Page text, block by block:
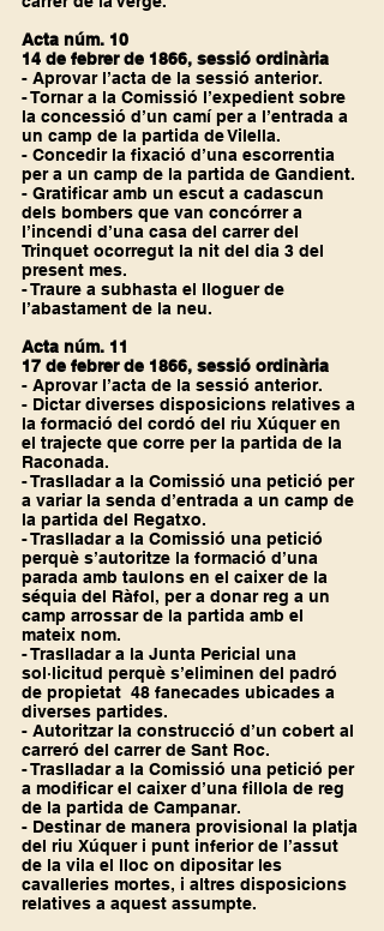
Acta núm. 10
14 de febrer de 1866, sessió ordinària
- Aprovar l’acta de la sessió anterior.
- Tornar a la Comissió l’expedient sobre
la concessió d’un camí per a l’entrada a
un camp de la partida de Vilella.
- Concedir la fixació d’una escorrentia
per a un camp de la partida de Gandient.
- Gratificar amb un escut a cadascun
dels bombers que van concórrer a
l’incendi d’una casa del carrer del
Trinquet ocorregut la nit del dia 3 del
present mes.
- Traure a subhasta el lloguer de
l’abastament de la neu.
Acta núm. 11
17 de febrer de 1866, sessió ordinària
- Aprovar l’acta de la sessió anterior.
- Dictar diverses disposicions relatives a
la formació del cordó del riu Xúquer en
el trajecte que corre per la partida de la
Raconada.
- Traslladar a la Comissió una petició per
a variar la senda d’entrada a un camp de
la partida del Regatxo.
- Traslladar a la Comissió una petició
perquè s’autoritze la formació d’una
parada amb taulons en el caixer de la
séquia del Ràfol, per a donar reg a un
camp arrossar de la partida amb el
mateix nom.
- Traslladar a la Junta Pericial una
sol·licitud perquè s’eliminen del padró
de propietat  48 fanecades ubicades a
diverses partides.
- Autoritzar la construcció d’un cobert al
carreró del carrer de Sant Roc.
- Traslladar a la Comissió una petició per
a modificar el caixer d’una fillola de reg
de la partida de Campanar.
- Destinar de manera provisional la platja
del riu Xúquer i punt inferior de l’assut
de la vila el lloc on dipositar les
cavalleries mortes, i altres disposicions
relatives a aquest assumpte.